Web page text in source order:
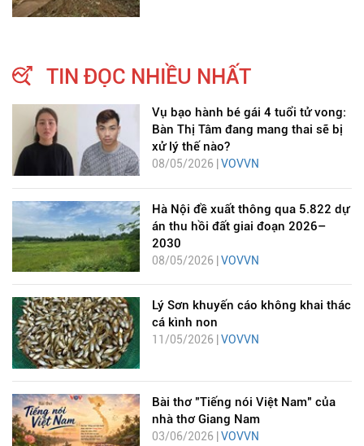
TIN ĐỌC NHIỀU NHẤT
Vụ bạo hành bé gái 4 tuổi tử vong:
Bàn Thị Tâm đang mang thai sẽ bị
xử lý thế nào?
08/05/2026 | VOVVN
Hà Nội đề xuất thông qua 5.822 dự
án thu hồi đất giai đoạn 2026–
2030
08/05/2026 | VOVVN
Lý Sơn khuyến cáo không khai thác
cá kình non
11/05/2026 | VOVVN
Bài thơ "Tiếng nói Việt Nam" của
nhà thơ Giang Nam
03/06/2026 | VOVVN